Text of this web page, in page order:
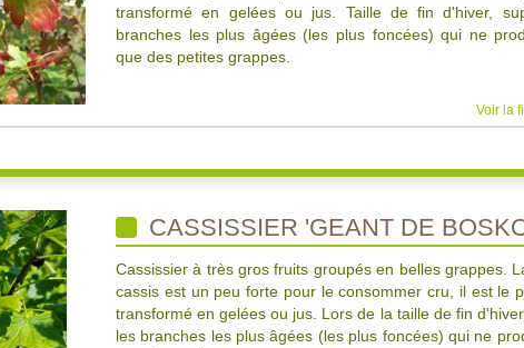
transformé en gelées ou jus. Taille de fin d'hiver,
branches les plus âgées (les plus foncées) qui ne
que des petites grappes.
Voir la
CASSISSIER 'GEANT DE
Cassissier à très gros fruits groupés en belles grappes.
cassis est un peu forte pour le consommer cru, il est le
transformé en gelées ou jus. Lors de la taille de fin
les branches les plus âgées (les plus foncées) qui ne